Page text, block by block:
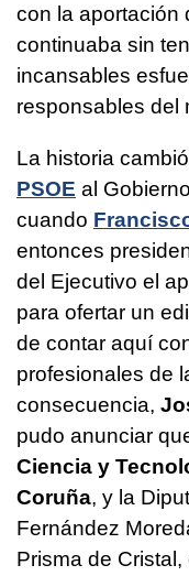
con la aportación
continuaba sin
incansables
responsables del
La historia
PSOE al
cuando
entonces
del Ejecutivo el
para ofertar un
de contar aquí
profesionales de
consecuencia,
pudo anunciar
Ciencia y
Coruña, y la
Fernández
Prisma de